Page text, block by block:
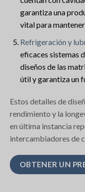
garantiza una
vital para
Refrigeración y
eficaces sistemas
diseños de las
útil y garantiza un
Estos detalles de
rendimiento y la
en última instancia
intercambiadores de
OBTENER UN